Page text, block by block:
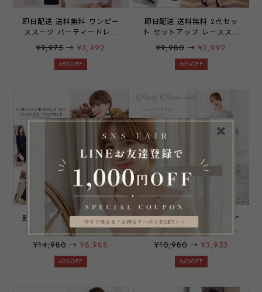
即日配送 送料無料 ワンピー
ススーツ パーティードレス
ミディアムドレス 七分丈 袖
有り 膝丈 オールシーズン
結婚式 二次会 披露宴 冠婚
ス OL スーツ パーティー ワ
ンピース ミセス レディース
20代 30代 40代
emile0069【アウトレット】
¥9,975→¥3,492
65%OFF
即日配送 送料無料 2点セッ
ト セットアップ レーススカ
ート 今季人気のブラウス パ
ーティードレス ドレスワン
ピース ロングドレス レース
会 デート ワンピース レデ
ィース 大きいサイズ お呼ば
れ ドレス emile0068
yymma【アウトレット】
¥9,980→ ¥3,992
60%OFF
即日配送 送料無料 フォーマ
ル2点セット セットアップ
上下セット Aライン ワンピ
ース ノーカラージャケット
パーティードレス ドレス ス
¥14,980→ ¥8,988
40%OFF
即日配送 送料無料 セットア
ップAラインドレス 2点セッ
ト パーティードレス ドレス
セットアップ 上下セット ス
カート ミディアムドレス リ
¥10,980→ ¥3,953
64%OFF